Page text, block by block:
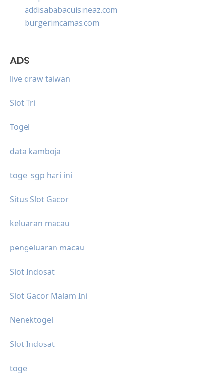
addisababacuisineaz.com
burgerimcamas.com
ADS
live draw taiwan
Slot Tri
Togel
data kamboja
togel sgp hari ini
Situs Slot Gacor
keluaran macau
pengeluaran macau
Slot Indosat
Slot Gacor Malam Ini
Nenektogel
Slot Indosat
togel